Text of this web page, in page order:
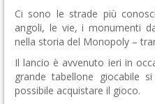
Ci sono le strade più
angoli, le vie, i monumenti
nella storia del Monopoly –
Il lancio è avvenuto ieri in
grande tabellone giocabile
possibile acquistare il gioco.